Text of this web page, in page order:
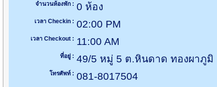
จำนวนห้องพัก : 0 ห้อง
เวลา Checkin : 02:00 PM
เวลา Checkout : 11:00 AM
ที่อยู่ : 49/5 หมู่ 5 ต.หินดาด ทองผาภูมิ
โทรศัพท์ : 081-8017504